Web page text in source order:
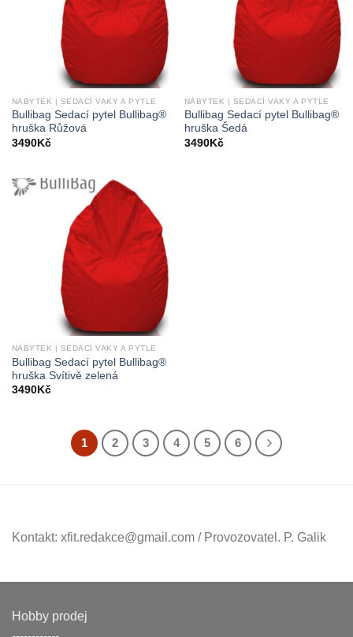
NÁBYTEK | SEDACÍ VAKY A PYTLE
Bullibag Sedací pytel Bullibag®
hruška Růžová
3490Kč
NÁBYTEK | SEDACÍ VAKY A PYTLE
Bullibag Sedací pytel Bullibag®
hruška Šedá
3490Kč
NÁBYTEK | SEDACÍ VAKY A PYTLE
Bullibag Sedací pytel Bullibag®
hruška Svítivě zelená
3490Kč
1 2 3 4 5 6
Kontakt: xfit.redakce@gmail.com / Provozovatel. P. Galik
Hobby prodej